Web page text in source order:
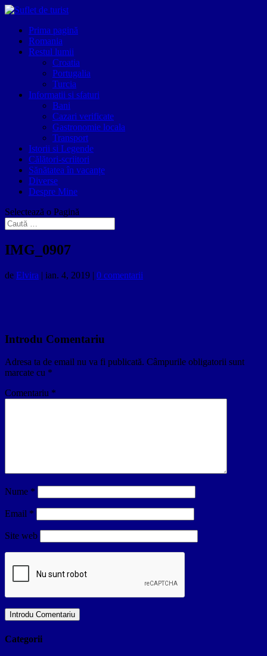
Prima pagină
Romania
Restul lumii
Croatia
Portugalia
Turcia
Informatii si sfaturi
Bani
Cazari verificate
Gastronomie locala
Transport
Istorii si Legende
Călători-scriitori
Sănătatea în vacanțe
Diverse
Despre Mine
Selectează o Pagină
IMG_0907
de Elvira | ian. 4, 2019 | 0 comentarii
Introdu Comentariu
Adresa ta de email nu va fi publicată. Câmpurile obligatorii sunt
marcate cu *
Comentariu *
Nume *
Email *
Site web
Categorii